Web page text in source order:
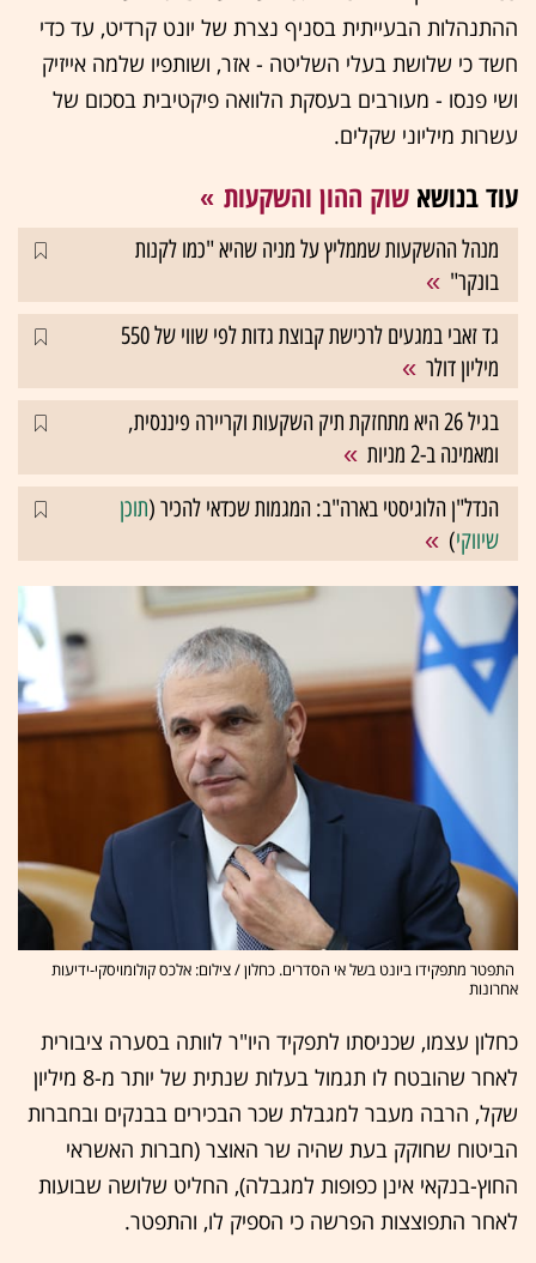
ההתנהלות הבעייתית בסניף נצרת של יונט קרדיט, עד כדי
חשד כי שלושת בעלי השליטה - אזר, ושותפיו שלמה אייזיק
ושי פנסו - מעורבים בעסקת הלוואה פיקטיבית בסכום של
עשרות מיליוני שקלים.
עוד בנושא שוק ההון והשקעות
מנהל ההשקעות שממליץ על מניה שהיא "כמו לקנות
בונקר"
גד זאבי במגעים לרכישת קבוצת גדות לפי שווי של 550
מיליון דולר
בגיל 26 היא מתחזקת תיק השקעות וקריירה פיננסית,
ומאמינה ב-2 מניות
הנדל"ן הלוגיסטי בארה"ב: המגמות שכדאי להכיר (תוכן
שיווקי)
התפטר מתפקידו ביונט בשל אי הסדרים. כחלון / צילום: אלכס קולומויסקי-ידיעות
אחרונות
כחלון עצמו, שכניסתו לתפקיד היו"ר לוותה בסערה ציבורית
לאחר שהובטח לו תגמול בעלות שנתית של יותר מ-8 מיליון
שקל, הרבה מעבר למגבלת שכר הבכירים בבנקים ובחברות
הביטוח שחוקק בעת שהיה שר האוצר (חברות האשראי
החוץ-בנקאי אינן כפופות למגבלה), החליט שלושה שבועות
לאחר התפוצצות הפרשה כי הספיק לו, והתפטר.